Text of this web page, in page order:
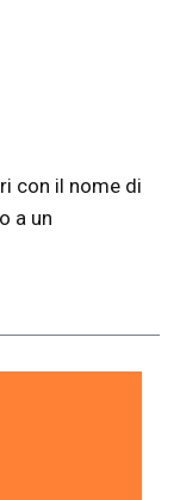
con il nome di
a un